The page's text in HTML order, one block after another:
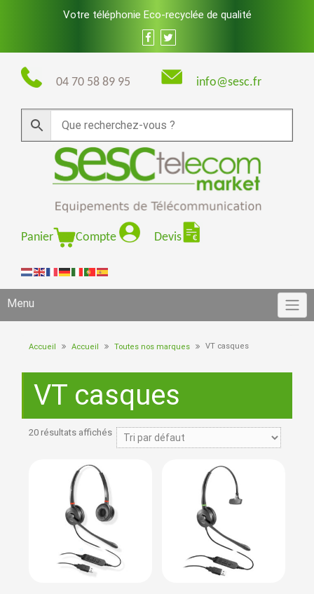
Votre téléphonie Eco-recyclée de qualité
04 70 58 89 95 info@sesc.fr
Panier Compte Devis
Menu
Accueil Accueil Toutes nos marques VT casques
VT casques
20 résultats affichés